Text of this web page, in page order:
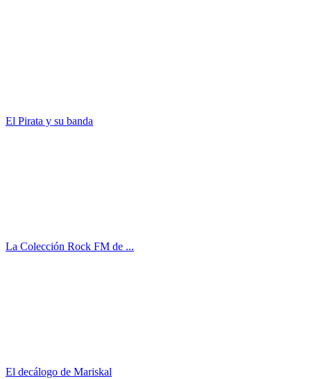
El Pirata y su banda
La Colección Rock FM de ...
El decálogo de Mariskal